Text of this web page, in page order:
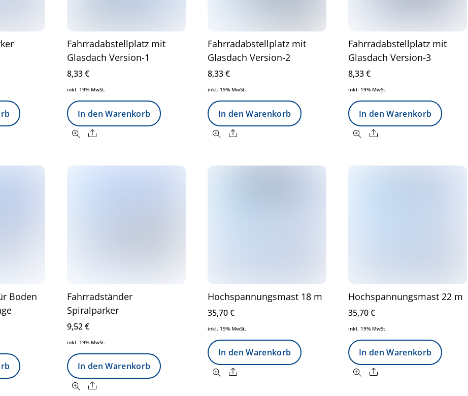
Fahrradabstellplatz mit
Glasdach Version-1
8,33€
inkl. 19% MwSt.
In den Warenkorb
Share
Fahrradabstellplatz mit
Glasdach Version-2
8,33€
inkl. 19% MwSt.
In den Warenkorb
Share
Fahrradabstellplatz mit
Glasdach Version-3
8,33€
inkl. 19% MwSt.
In den Warenkorb
Share
Boden
Fahrradständer
Spiralparker
9,52€
inkl. 19% MwSt.
In den Warenkorb
Share
Hochspannungsmast 18 m
35,70€
inkl. 19% MwSt.
In den Warenkorb
Share
Hochspannungsmast 22 m
35,70€
inkl. 19% MwSt.
In den Warenkorb
Share